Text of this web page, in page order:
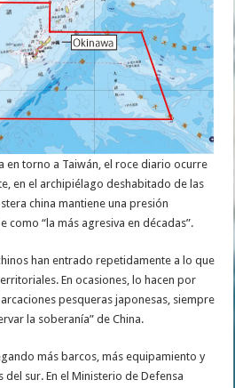
en torno a Taiwán, el roce diario ocurre
en el archipiélago deshabitado de las
china mantiene una presión
como “la más agresiva en décadas”.
han entrado repetidamente a lo que
En ocasiones, lo hacen por
pesqueras japonesas, siempre
la soberanía” de China.
más barcos, más equipamiento y
del sur. En el Ministerio de Defensa